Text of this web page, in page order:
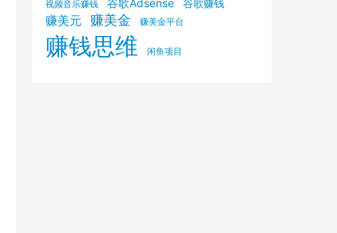
视频音乐赚钱 谷歌Adsense 谷歌赚钱
赚美元 赚美金 赚美金平台
赚钱思维 闲鱼项目